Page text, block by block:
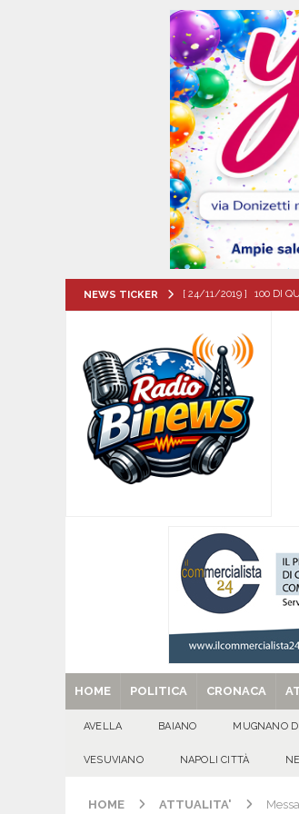
NEWS TICKER [ 24/11/2019 ] 100 DI
[ 06/08/2026 ] Il
CITTA'
[ 06/08/2026 ]
[ 06/08/2026 ] Lutto
[ 06/08/2026 ]
[ 06/08/2026 ]
E MANIFESTAZIONI
[ 29/08/2025 ]
HOME POLITICA CRONACA
AVELLA BAIANO MUGNANO
VESUVIANO NAPOLI CITTÀ
HOME ATTUALITA'